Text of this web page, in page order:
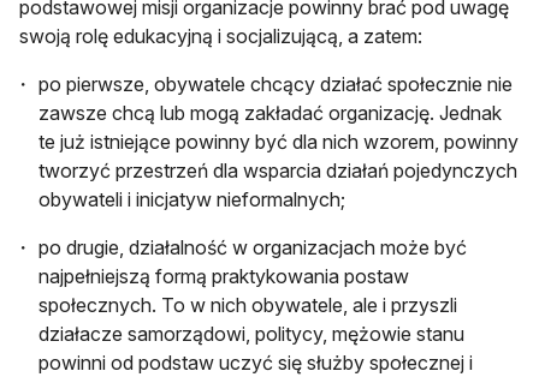
podstawowej misji organizacje powinny brać pod uwagę
swoją rolę edukacyjną i socjalizującą, a zatem:
po pierwsze, obywatele chcący działać społecznie nie
zawsze chcą lub mogą zakładać organizację. Jednak
te już istniejące powinny być dla nich wzorem, powinny
tworzyć przestrzeń dla wsparcia działań pojedynczych
obywateli i inicjatyw nieformalnych;
po drugie, działalność w organizacjach może być
najpełniejszą formą praktykowania postaw
społecznych. To w nich obywatele, ale i przyszli
działacze samorządowi, politycy, mężowie stanu
powinni od podstaw uczyć się służby społecznej i